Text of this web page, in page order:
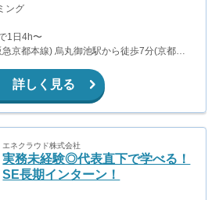
ング
1日4h〜
京都本線) 烏丸御池駅から徒歩7分(京都市
詳しく見る
エネクラウド株式会社
実務未経験◎代表直下で学べる！
SE長期インターン！